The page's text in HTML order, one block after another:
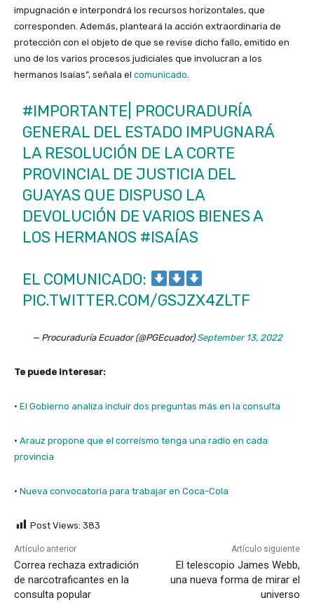
impugnación e interpondrá los recursos horizontales, que
corresponden. Además, planteará la acción extraordinaria de
protección con el objeto de que se revise dicho fallo, emitido en
uno de los varios procesos judiciales que involucran a los
hermanos Isaías”, señala el comunicado
#IMPORTANTE | PROCURADURÍA
GENERAL DEL ESTADO IMPUGNARÁ
LA RESOLUCIÓN DE LA CORTE
PROVINCIAL DE JUSTICIA DEL
GUAYAS QUE DISPUSO LA
DEVOLUCIÓN DE VARIOS BIENES A
LOS HERMANOS #ISAÍAS
EL COMUNICADO:
PIC.TWITTER.COM/GSJZX4ZLTF
— Procuraduría Ecuador (@PGEcuador)September 13, 2022
Te puede interesar:
· El Gobierno analiza incluir dos preguntas más en la consulta
· Arauz propone que el correísmo tenga una radio en cada
provincia
· Nueva convocatoria para trabajar en Coca-Cola
Post Views: 383
Artículo anterior
Correa rechaza extradición
de narcotraficantes en la
consulta popular
Artículo siguiente
El telescopio James Webb,
una nueva forma de mirar el
universo